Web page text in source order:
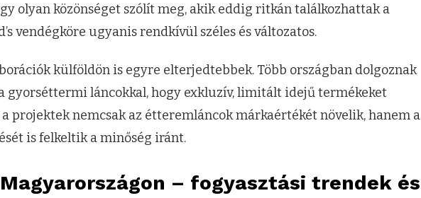
olyan közönséget szólít meg, akik eddig ritkán találkozhattak a
vendégköre ugyanis rendkívül széles és változatos.
külföldön is egyre elterjedtebbek. Több országban dolgoznak
gyorséttermi láncokkal, hogy exkluzív, limitált idejű termékeket
a projektek nemcsak az étteremláncok márkaértékét növelik, hanem a
is felkeltik a minőség iránt.
Magyarországon – fogyasztási trendek és